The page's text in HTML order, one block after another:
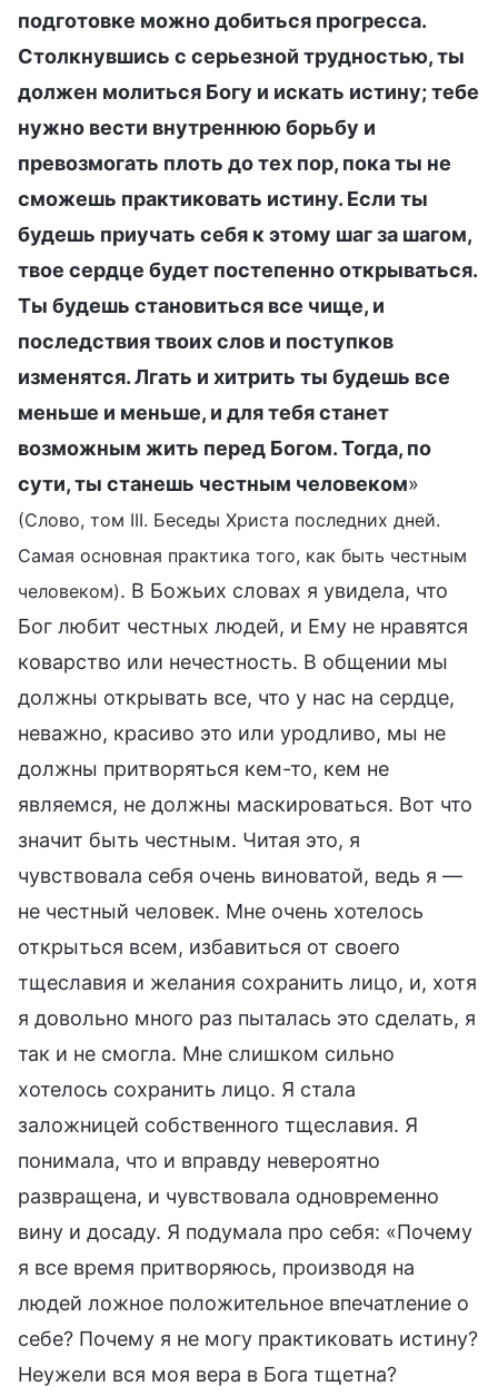
подготовке можно добиться прогресса.
Столкнувшись с серьезной трудностью, ты
должен молиться Богу и искать истину; тебе
нужно вести внутреннюю борьбу и
превозмогать плоть до тех пор, пока ты не
сможешь практиковать истину. Если ты
будешь приучать себя к этому шаг за шагом,
твое сердце будет постепенно открываться.
Ты будешь становиться все чище, и
последствия твоих слов и поступков
изменятся. Лгать и хитрить ты будешь все
меньше и меньше, и для тебя станет
возможным жить перед Богом. Тогда, по
сути, ты станешь честным человеком»
(Слово, том III. Беседы Христа последних дней.
Самая основная практика того, как быть честным
человеком). В Божьих словах я увидела, что
Бог любит честных людей, и Ему не нравятся
коварство или нечестность. В общении мы
должны открывать все, что у нас на сердце,
неважно, красиво это или уродливо, мы не
должны притворяться кем-то, кем не
являемся, не должны маскироваться. Вот что
значит быть честным. Читая это, я
чувствовала себя очень виноватой, ведь я —
не честный человек. Мне очень хотелось
открыться всем, избавиться от своего
тщеславия и желания сохранить лицо, и, хотя
я довольно много раз пыталась это сделать, я
так и не смогла. Мне слишком сильно
хотелось сохранить лицо. Я стала
заложницей собственного тщеславия. Я
понимала, что и вправду невероятно
развращена, и чувствовала одновременно
вину и досаду. Я подумала про себя: «Почему
я все время притворяюсь, производя на
людей ложное положительное впечатление о
себе? Почему я не могу практиковать истину?
Неужели вся моя вера в Бога тщетна?